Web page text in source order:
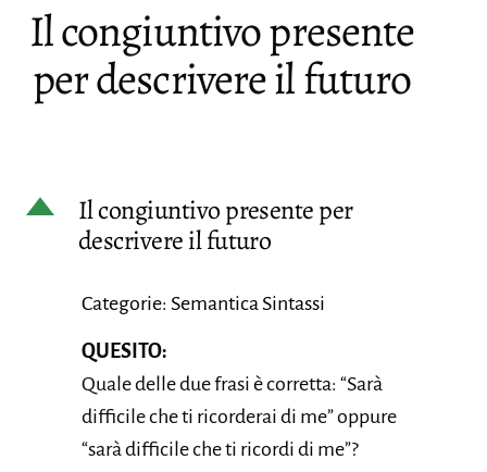
OnlineIl congiuntivo presente
per descrivere il futuro
D
Il congiuntivo presente per
descrivere il futuro
Categorie: Semantica Sintassi
QUESITO:
Quale delle due frasi è corretta: “Sarà
difficile che ti ricorderai di me” oppure
“sarà difficile che ti ricordi di me”?